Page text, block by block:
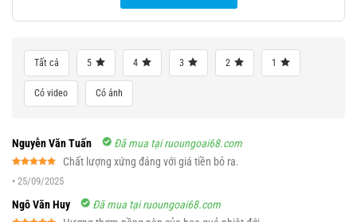
Tất cả 5 4 3 2 1
Có video Có ảnh
Nguyễn Văn Tuấn Đã mua tại ruoungoai68.com
hạng55
Chất lượng xứng đáng với giá tiền bỏ ra.
• 25/09/2025
Ngô Văn Huy Đã mua tại ruoungoai68.com